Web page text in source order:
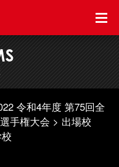
令和4年度 第75回全
手権大会
出場校